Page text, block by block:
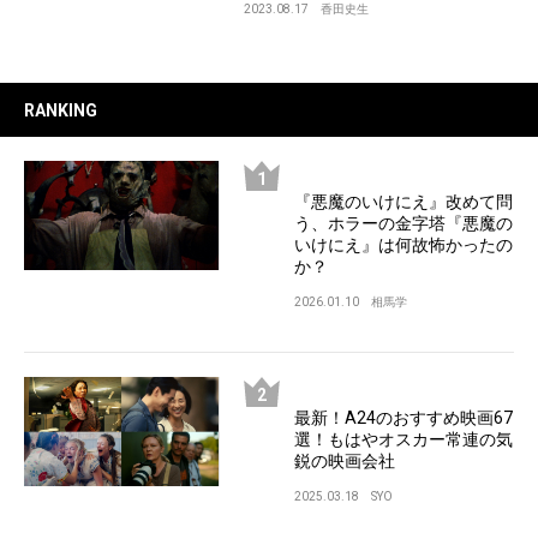
2023.08.17 香田史生
RANKING
『悪魔のいけにえ』改めて問
う、ホラーの金字塔『悪魔の
いけにえ』は何故怖かったの
か？
2026.01.10 相馬学
最新！A24のおすすめ映画67
選！もはやオスカー常連の気
鋭の映画会社
2025.03.18 SYO